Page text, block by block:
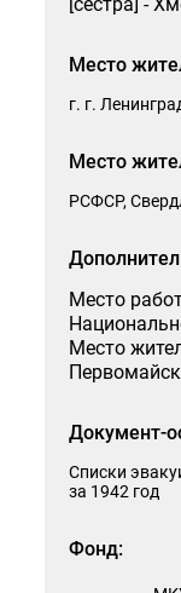
Место
г. г.
Место
РСФСР,
Место
Место
Документ-
Списки
за 1942 год
Фонд:
Я согласен на